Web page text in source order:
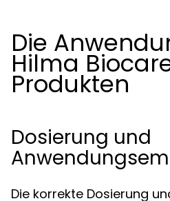
Die
Hilma
Produkten
Dosierung und
Die korrekte Dosierung